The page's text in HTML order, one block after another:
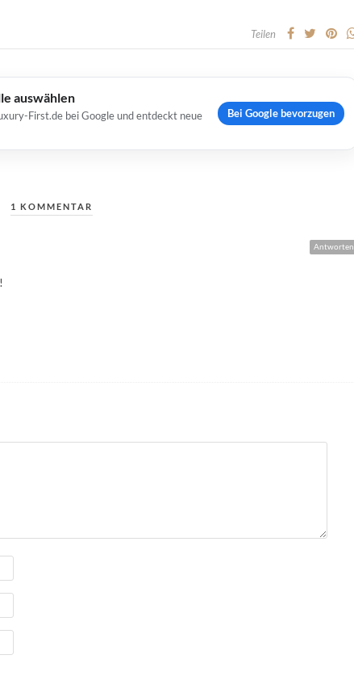
Teilen
auswählen
First.de bei Google und entdeckt neue
Bei Google bevorzugen
1 KOMMENTAR
Antworten